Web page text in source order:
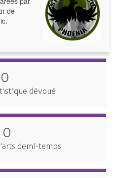
de
0
dévoué
0
demi-temps